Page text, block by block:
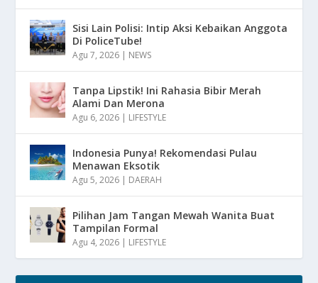
Sisi Lain Polisi: Intip Aksi Kebaikan Anggota
Di PoliceTube!
Agu 7, 2026 | NEWS
Tanpa Lipstik! Ini Rahasia Bibir Merah
Alami Dan Merona
Agu 6, 2026 | LIFESTYLE
Indonesia Punya! Rekomendasi Pulau
Menawan Eksotik
Agu 5, 2026 | DAERAH
Pilihan Jam Tangan Mewah Wanita Buat
Tampilan Formal
Agu 4, 2026 | LIFESTYLE